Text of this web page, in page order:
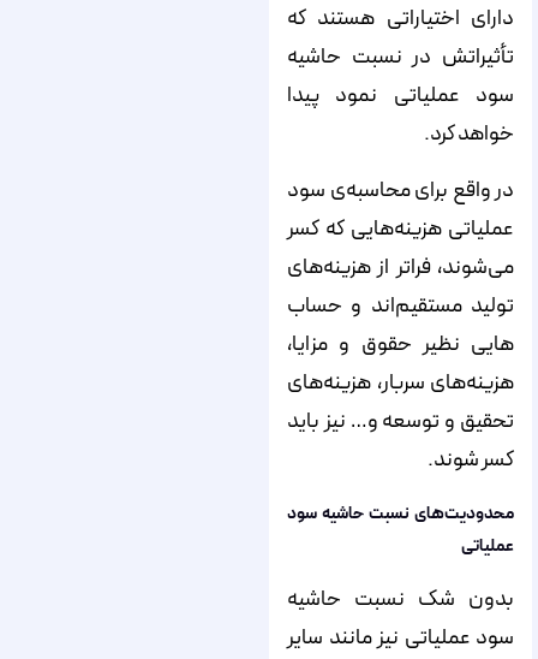
دارای اختیاراتی هستند که
تأثیراتش در نسبت حاشیه
سود عملیاتی نمود پیدا
خواهد کرد.
در واقع برای محاسبه­‌ی سود
عملیاتی هزینه­‌هایی که کسر
می­‌شوند، فراتر از هزینه‌­های
تولید مستقیم‌اند و حساب­‌
هایی نظیر حقوق و مزایا،
هزینه­‌های سربار، هزینه­‌های
تحقیق و توسعه و… نیز باید
کسر شوند.
محدودیت‌های نسبت حاشیه سود
عملیاتی
بدون شک نسبت حاشیه
سود عملیاتی نیز مانند سایر